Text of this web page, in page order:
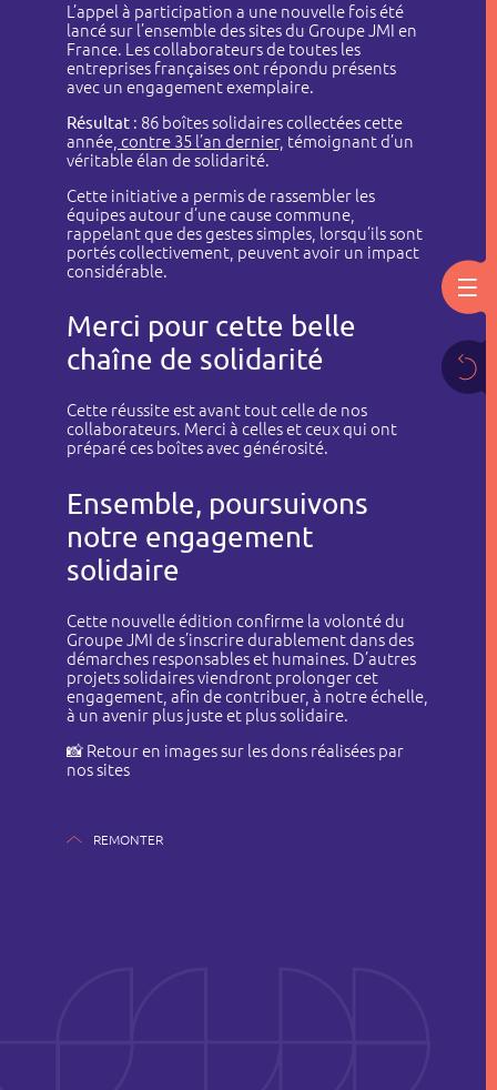
L’appel à participation a une nouvelle fois été
lancé sur l’ensemble des sites du Groupe JMI en
France. Les collaborateurs de toutes les
entreprises françaises ont répondu présents
avec un engagement exemplaire.
Résultat : 86 boîtes solidaires collectées cette
année, contre 35 l’an dernier, témoignant d’un
véritable élan de solidarité.
Cette initiative a permis de rassembler les
équipes autour d’une cause commune,
rappelant que des gestes simples, lorsqu’ils sont
portés collectivement, peuvent avoir un impact
considérable.
Merci pour cette belle
chaîne de solidarité
Cette réussite est avant tout celle de nos
collaborateurs. Merci à celles et ceux qui ont
préparé ces boîtes avec générosité.
Ensemble, poursuivons
notre engagement
solidaire
Cette nouvelle édition confirme la volonté du
Groupe JMI de s’inscrire durablement dans des
démarches responsables et humaines. D’autres
projets solidaires viendront prolonger cet
engagement, afin de contribuer, à notre échelle,
à un avenir plus juste et plus solidaire.
📸 Retour en images sur les dons réalisées par
nos sites
REMONTER